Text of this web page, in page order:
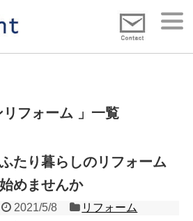
フォーム 一覧
ふたり暮らしのリフォーム
始めませんか
2021/5/8
リフォーム